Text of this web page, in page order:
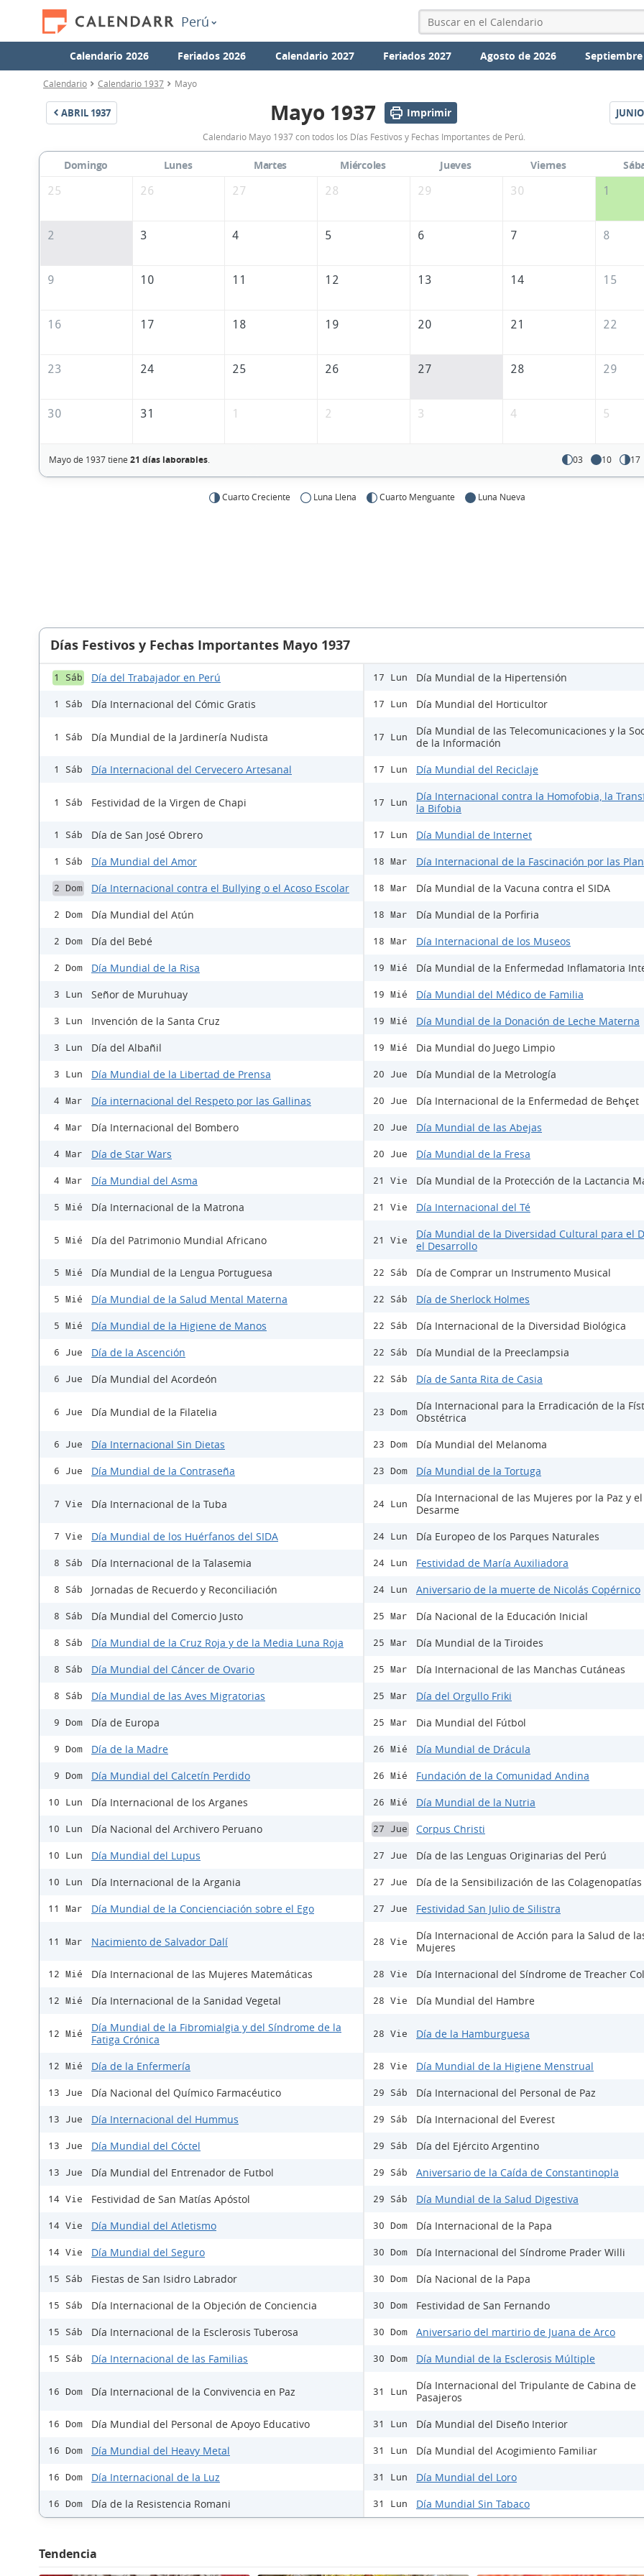
Perú
Calendario 2026 Feriados 2026 Calendario 2027 Feriados 2027 Agosto de 2026
Calendario Calendario 1937 Mayo
ABRIL 1937
Calendario
Mayo
1937
Mayo 1937 Imprimir JUNIO
Calendario Mayo 1937 con todos los Días Festivos y Fechas Importantes de Perú.
Domingo Lunes Martes Miércoles Jueves Viernes
25
26 27 28 29 30 1
2 3 4 5 6 7 8
9 10 11 12 13 14 15
16 17 18 19 20 21 22
23 24 25 26 27 28 29
30 31 1 2 3 4 5
Mayo de 1937 tiene 21 días laborables. 03 10 17
Cuarto Creciente Luna Llena Cuarto Menguante Luna Nueva
Días Festivos y Fechas Importantes Mayo 1937
1 Sáb Día del Trabajador en Perú
1 Sáb Día Internacional del Cómic Gratis
1 Sáb Día Mundial de la Jardinería Nudista
1 Sáb Día Internacional del Cervecero Artesanal
1 Sáb Festividad de la Virgen de Chapi
1 Sáb Día de San José Obrero
1 Sáb Día Mundial del Amor
2 Dom Día Internacional contra el Bullying o el Acoso Escolar
2 Dom Día Mundial del Atún
2 Dom Día del Bebé
2 Dom Día Mundial de la Risa
3 Lun Señor de Muruhuay
3 Lun Invención de la Santa Cruz
3 Lun Día del Albañil
3 Lun Día Mundial de la Libertad de Prensa
4 Mar Día internacional del Respeto por las Gallinas
4 Mar Día Internacional del Bombero
4 Mar Día de Star Wars
4 Mar Día Mundial del Asma
5 Mié Día Internacional de la Matrona
5 Mié Día del Patrimonio Mundial Africano
5 Mié Día Mundial de la Lengua Portuguesa
5 Mié Día Mundial de la Salud Mental Materna
5 Mié Día Mundial de la Higiene de Manos
6 Jue Día de la Ascención
6 Jue Día Mundial del Acordeón
6 Jue Día Mundial de la Filatelia
6 Jue Día Internacional Sin Dietas
6 Jue Día Mundial de la Contraseña
7 Vie Día Internacional de la Tuba
7 Vie Día Mundial de los Huérfanos del SIDA
8 Sáb Día Internacional de la Talasemia
8 Sáb Jornadas de Recuerdo y Reconciliación
8 Sáb Día Mundial del Comercio Justo
8 Sáb Día Mundial de la Cruz Roja y de la Media Luna Roja
8 Sáb Día Mundial del Cáncer de Ovario
8 Sáb Día Mundial de las Aves Migratorias
9 Dom Día de Europa
9 Dom Día de la Madre
9 Dom Día Mundial del Calcetín Perdido
10 Lun Día Internacional de los Arganes
10 Lun Día Nacional del Archivero Peruano
10 Lun Día Mundial del Lupus
10 Lun Día Internacional de la Argania
11 Mar Día Mundial de la Concienciación sobre el Ego
11 Mar Nacimiento de Salvador Dalí
12 Mié Día Internacional de las Mujeres Matemáticas
12 Mié Día Internacional de la Sanidad Vegetal
12 Mié
Día Mundial de la Fibromialgia y del Síndrome de la
Fatiga Crónica
12 Mié Día de la Enfermería
13 Jue Día Nacional del Químico Farmacéutico
13 Jue Día Internacional del Hummus
13 Jue Día Mundial del Cóctel
13 Jue Día Mundial del Entrenador de Futbol
14 Vie Festividad de San Matías Apóstol
14 Vie Día Mundial del Atletismo
14 Vie Día Mundial del Seguro
15 Sáb Fiestas de San Isidro Labrador
15 Sáb Día Internacional de la Objeción de Conciencia
15 Sáb Día Internacional de la Esclerosis Tuberosa
15 Sáb Día Internacional de las Familias
16 Dom Día Internacional de la Convivencia en Paz
16 Dom Día Mundial del Personal de Apoyo Educativo
16 Dom Día Mundial del Heavy Metal
16 Dom Día Internacional de la Luz
16 Dom Día de la Resistencia Romani
17 Lun Día Mundial de la Hipertensión
17 Lun Día Mundial del Horticultor
17 Lun
Día Mundial de las Telecomunicaciones y la
de la Información
17 Lun Día Mundial del Reciclaje
17 Lun
Día Internacional contra la Homofobia, la
la Bifobia
17 Lun Día Mundial de Internet
18 Mar Día Internacional de la Fascinación por las
18 Mar Día Mundial de la Vacuna contra el SIDA
18 Mar Día Mundial de la Porfiria
18 Mar Día Internacional de los Museos
19 Mié Día Mundial de la Enfermedad Inflamatoria
19 Mié Día Mundial del Médico de Familia
19 Mié Día Mundial de la Donación de Leche Materna
19 Mié Dia Mundial do Juego Limpio
20 Jue Día Mundial de la Metrología
20 Jue Día Internacional de la Enfermedad de Behçet
20 Jue Día Mundial de las Abejas
20 Jue Día Mundial de la Fresa
21 Vie Día Mundial de la Protección de la Lactancia
21 Vie Día Internacional del Té
21 Vie
Día Mundial de la Diversidad Cultural para el
el Desarrollo
22 Sáb Día de Comprar un Instrumento Musical
22 Sáb Día de Sherlock Holmes
22 Sáb Día Internacional de la Diversidad Biológica
22 Sáb Día Mundial de la Preeclampsia
22 Sáb Día de Santa Rita de Casia
23 Dom
Día Internacional para la Erradicación de la
Obstétrica
23 Dom Día Mundial del Melanoma
23 Dom Día Mundial de la Tortuga
24 Lun
Día Internacional de las Mujeres por la Paz y el
Desarme
24 Lun Día Europeo de los Parques Naturales
24 Lun Festividad de María Auxiliadora
24 Lun Aniversario de la muerte de Nicolás Copérnico
25 Mar Día Nacional de la Educación Inicial
25 Mar Día Mundial de la Tiroides
25 Mar Día Internacional de las Manchas Cutáneas
25 Mar Día del Orgullo Friki
25 Mar Dia Mundial del Fútbol
26 Mié Día Mundial de Drácula
26 Mié Fundación de la Comunidad Andina
26 Mié Día Mundial de la Nutria
27 Jue Corpus Christi
27 Jue Día de las Lenguas Originarias del Perú
27 Jue Día de la Sensibilización de las
27 Jue Festividad San Julio de Silistra
28 Vie
Día Internacional de Acción para la Salud de
Mujeres
28 Vie Día Internacional del Síndrome de Treacher
28 Vie Día Mundial del Hambre
28 Vie Día de la Hamburguesa
28 Vie Día Mundial de la Higiene Menstrual
29 Sáb Día Internacional del Personal de Paz
29 Sáb Día Internacional del Everest
29 Sáb Día del Ejército Argentino
29 Sáb Aniversario de la Caída de Constantinopla
29 Sáb Día Mundial de la Salud Digestiva
30 Dom Día Internacional de la Papa
30 Dom Día Internacional del Síndrome Prader Willi
30 Dom Día Nacional de la Papa
30 Dom Festividad de San Fernando
30 Dom Aniversario del martirio de Juana de Arco
30 Dom Día Mundial de la Esclerosis Múltiple
31 Lun
Día Internacional del Tripulante de Cabina de
Pasajeros
31 Lun Día Mundial del Diseño Interior
31 Lun Día Mundial del Acogimiento Familiar
31 Lun Día Mundial del Loro
31 Lun Día Mundial Sin Tabaco
Tendencia